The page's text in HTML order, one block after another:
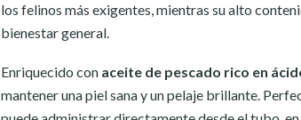
los felinos más exigentes, mientras su alto
bienestar general.
Enriquecido con aceite de pescado rico en
mantener una piel sana y un pelaje brillante.